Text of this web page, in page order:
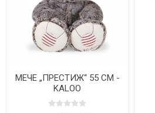
МЕЧЕ „ПРЕСТИЖ“ 55 CM -
KALOO